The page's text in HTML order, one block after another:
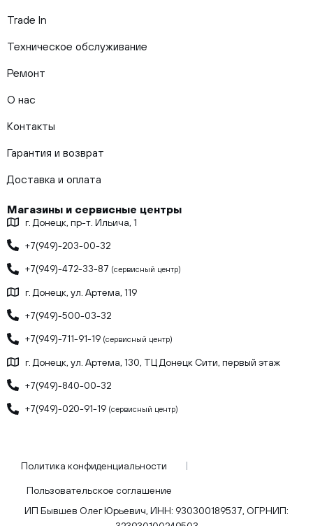
Trade In
Техническое обслуживание
Ремонт
О нас
Контакты
Гарантия и возврат
Доставка и оплата
Магазины и сервисные центры
г. Донецк, пр-т. Ильича, 1
+7(949)-203-00-32
+7(949)-472-33-87 (сервисный центр)
г. Донецк, ул. Артема, 119
+7(949)-500-03-32
+7(949)-711-91-19 (сервисный центр)
г. Донецк, ул. Артема, 130, ТЦ Донецк Сити, первый этаж
+7(949)-840-00-32
+7(949)-020-91-19 (сервисный центр)
Политика конфиденциальности
Пользовательское соглашение
ИП Бывшев Олег Юрьевич, ИНН: 930300189537, ОГРНИП: